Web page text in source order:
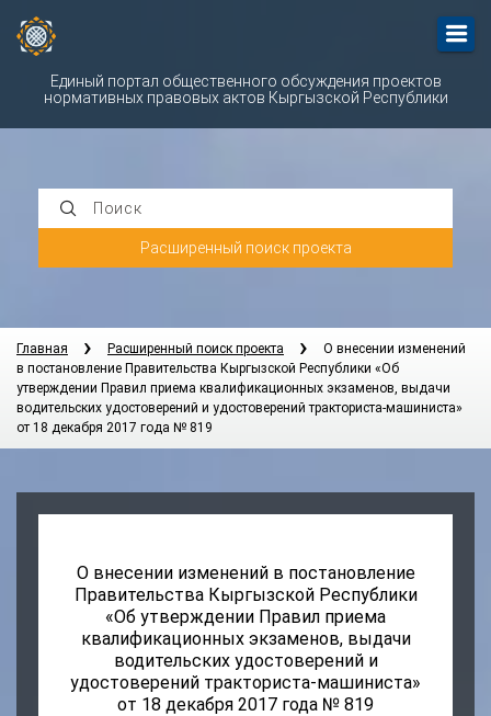
Единый портал общественного обсуждения проектов
нормативных правовых актов Кыргызской Республики
Поиск
Расширенный поиск проекта
Главная Расширенный поиск проекта
О внесении изменений
в постановление Правительства Кыргызской Республики «Об
утверждении Правил приема квалификационных экзаменов, выдачи
водительских удостоверений и удостоверений тракториста-машиниста»
от 18 декабря 2017 года № 819
О внесении изменений в постановление
Правительства Кыргызской Республики
«Об утверждении Правил приема
квалификационных экзаменов, выдачи
водительских удостоверений и
удостоверений тракториста-машиниста»
от 18 декабря 2017 года № 819